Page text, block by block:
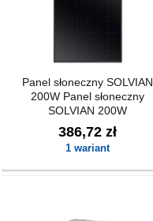
Panel słoneczny SOLVIAN
200W Panel słoneczny
SOLVIAN 200W
386,72 zł
1 wariant